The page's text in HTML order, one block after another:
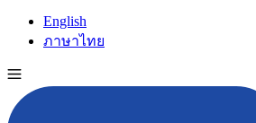
English
ภาษาไทย